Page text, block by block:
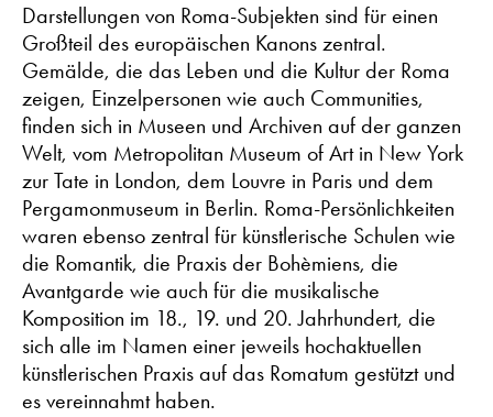
Darstellungen von Roma-Subjekten sind für einen
Großteil des europäischen Kanons zentral.
Gemälde, die das Leben und die Kultur der Roma
zeigen, Einzelpersonen wie auch Communities,
finden sich in Museen und Archiven auf der ganzen
Welt, vom Metropolitan Museum of Art in New York
zur Tate in London, dem Louvre in Paris und dem
Pergamonmuseum in Berlin. Roma-Persönlichkeiten
waren ebenso zentral für künstlerische Schulen wie
die Romantik, die Praxis der Bohèmiens, die
Avantgarde wie auch für die musikalische
Komposition im 18., 19. und 20. Jahrhundert, die
sich alle im Namen einer jeweils hochaktuellen
künstlerischen Praxis auf das Romatum gestützt und
es vereinnahmt haben.